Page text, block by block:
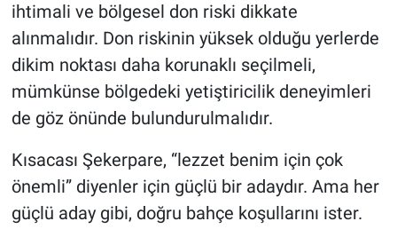
ihtimali ve bölgesel don riski dikkate
alınmalıdır. Don riskinin yüksek olduğu yerlerde
dikim noktası daha korunaklı seçilmeli,
mümkünse bölgedeki yetiştiricilik deneyimleri
de göz önünde bulundurulmalıdır.
Kısacası Şekerpare, “lezzet benim için çok
önemli” diyenler için güçlü bir adaydır. Ama her
güçlü aday gibi, doğru bahçe koşullarını ister.